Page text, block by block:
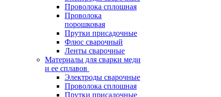
Проволока сплошная
Проволока
порошковая
Прутки присадочные
Флюс сварочный
Ленты сварочные
Материалы для сварки меди
и ее сплавов
Электроды сварочные
Проволока сплошная
Прутки присадочные